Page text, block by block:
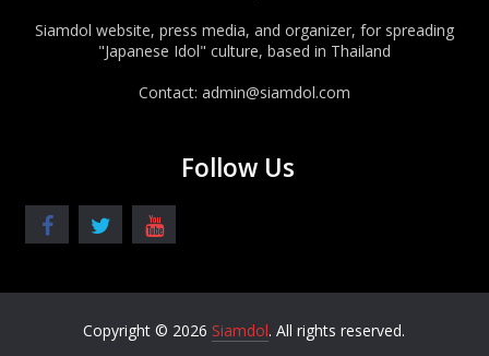
Siamdol website, press media, and organizer, for spreading
"Japanese Idol" culture, based in Thailand
Contact: admin@siamdol.com
Follow Us
Copyright © 2026 Siamdol. All rights reserved.